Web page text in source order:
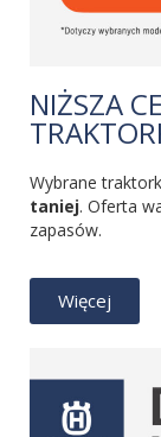
NIŻSZA
Wybrane
taniej. Oferta
zapasów.
Więcej